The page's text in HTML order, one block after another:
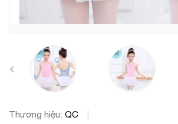
prev
Thương hiệu: QC